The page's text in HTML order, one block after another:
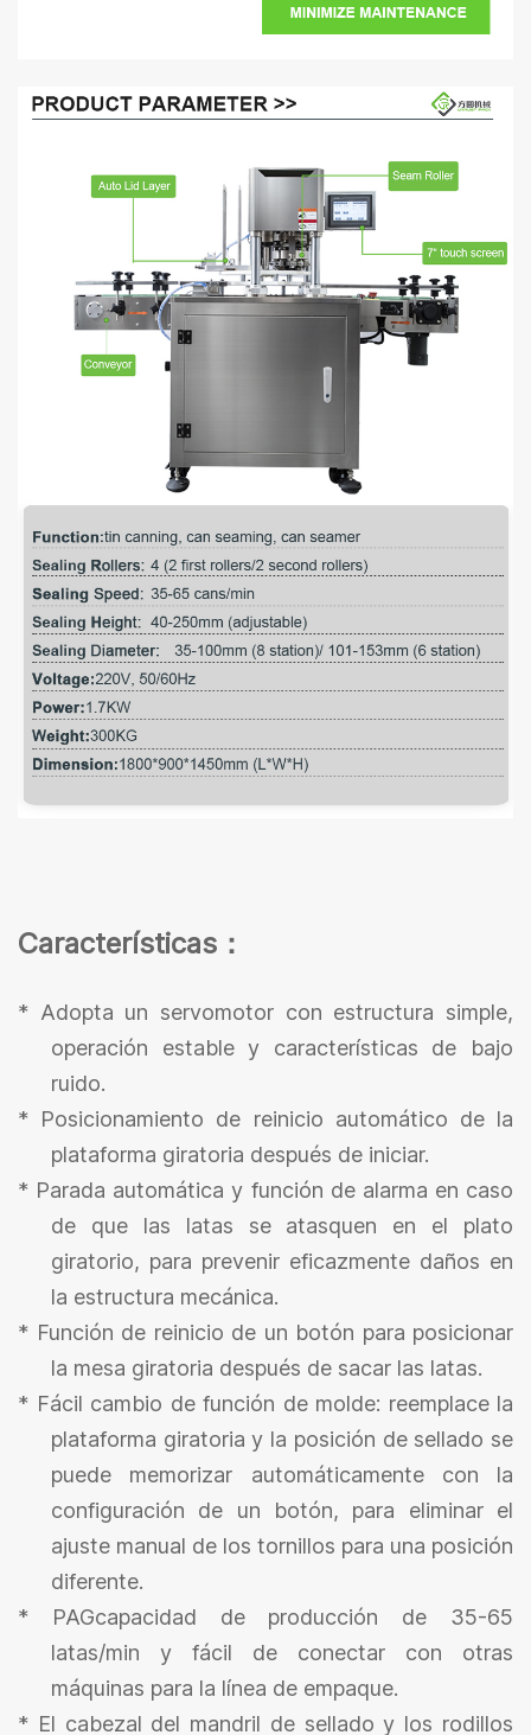
Características ：
* Adopta un servomotor con estructura simple,
operación estable y características de bajo
ruido.
* Posicionamiento de reinicio automático de la
plataforma giratoria después de iniciar.
* Parada automática y función de alarma en caso
de que las latas se atasquen en el plato
giratorio, para prevenir eficazmente daños en
la estructura mecánica.
* Función de reinicio de un botón para posicionar
la mesa giratoria después de sacar las latas.
* Fácil cambio de función de molde: reemplace la
plataforma giratoria y la posición de sellado se
puede memorizar automáticamente con la
configuración de un botón, para eliminar el
ajuste manual de los tornillos para una posición
diferente.
* PAGcapacidad de producción de 35-65
latas/min y fácil de conectar con otras
máquinas para la línea de empaque.
* El cabezal del mandril de sellado y los rodillos